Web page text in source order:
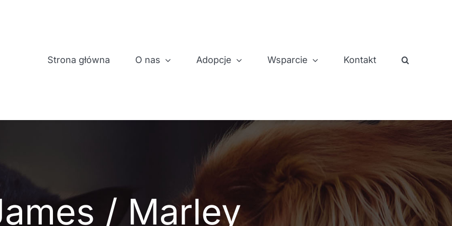
Strona główna O nas Adopcje Wsparcie Kontakt
/ Marley